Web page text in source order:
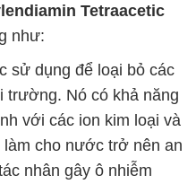
Tetraacetic
như:
sử dụng để loại bỏ các
trường. Nó có khả năng
với các ion kim loại và
cho nước trở nên an
nhân gây ô nhiễm